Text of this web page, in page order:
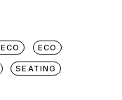
ECO
SEATING